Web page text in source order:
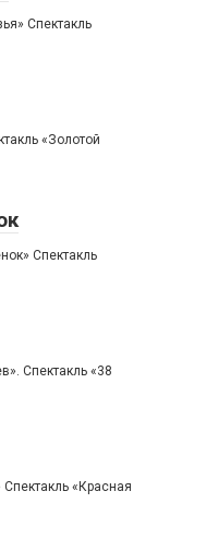
Спектакль
«Золотой
Спектакль
Спектакль «38
«Красная